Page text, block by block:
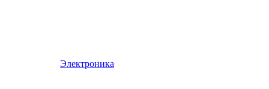
Электроника